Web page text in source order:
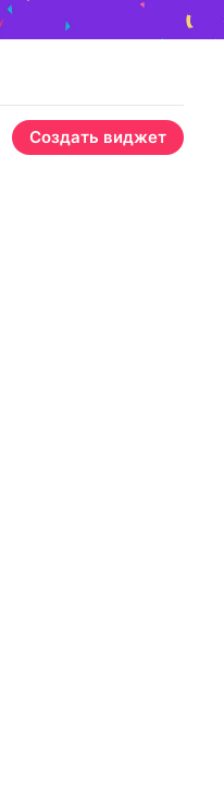
Создать виджет